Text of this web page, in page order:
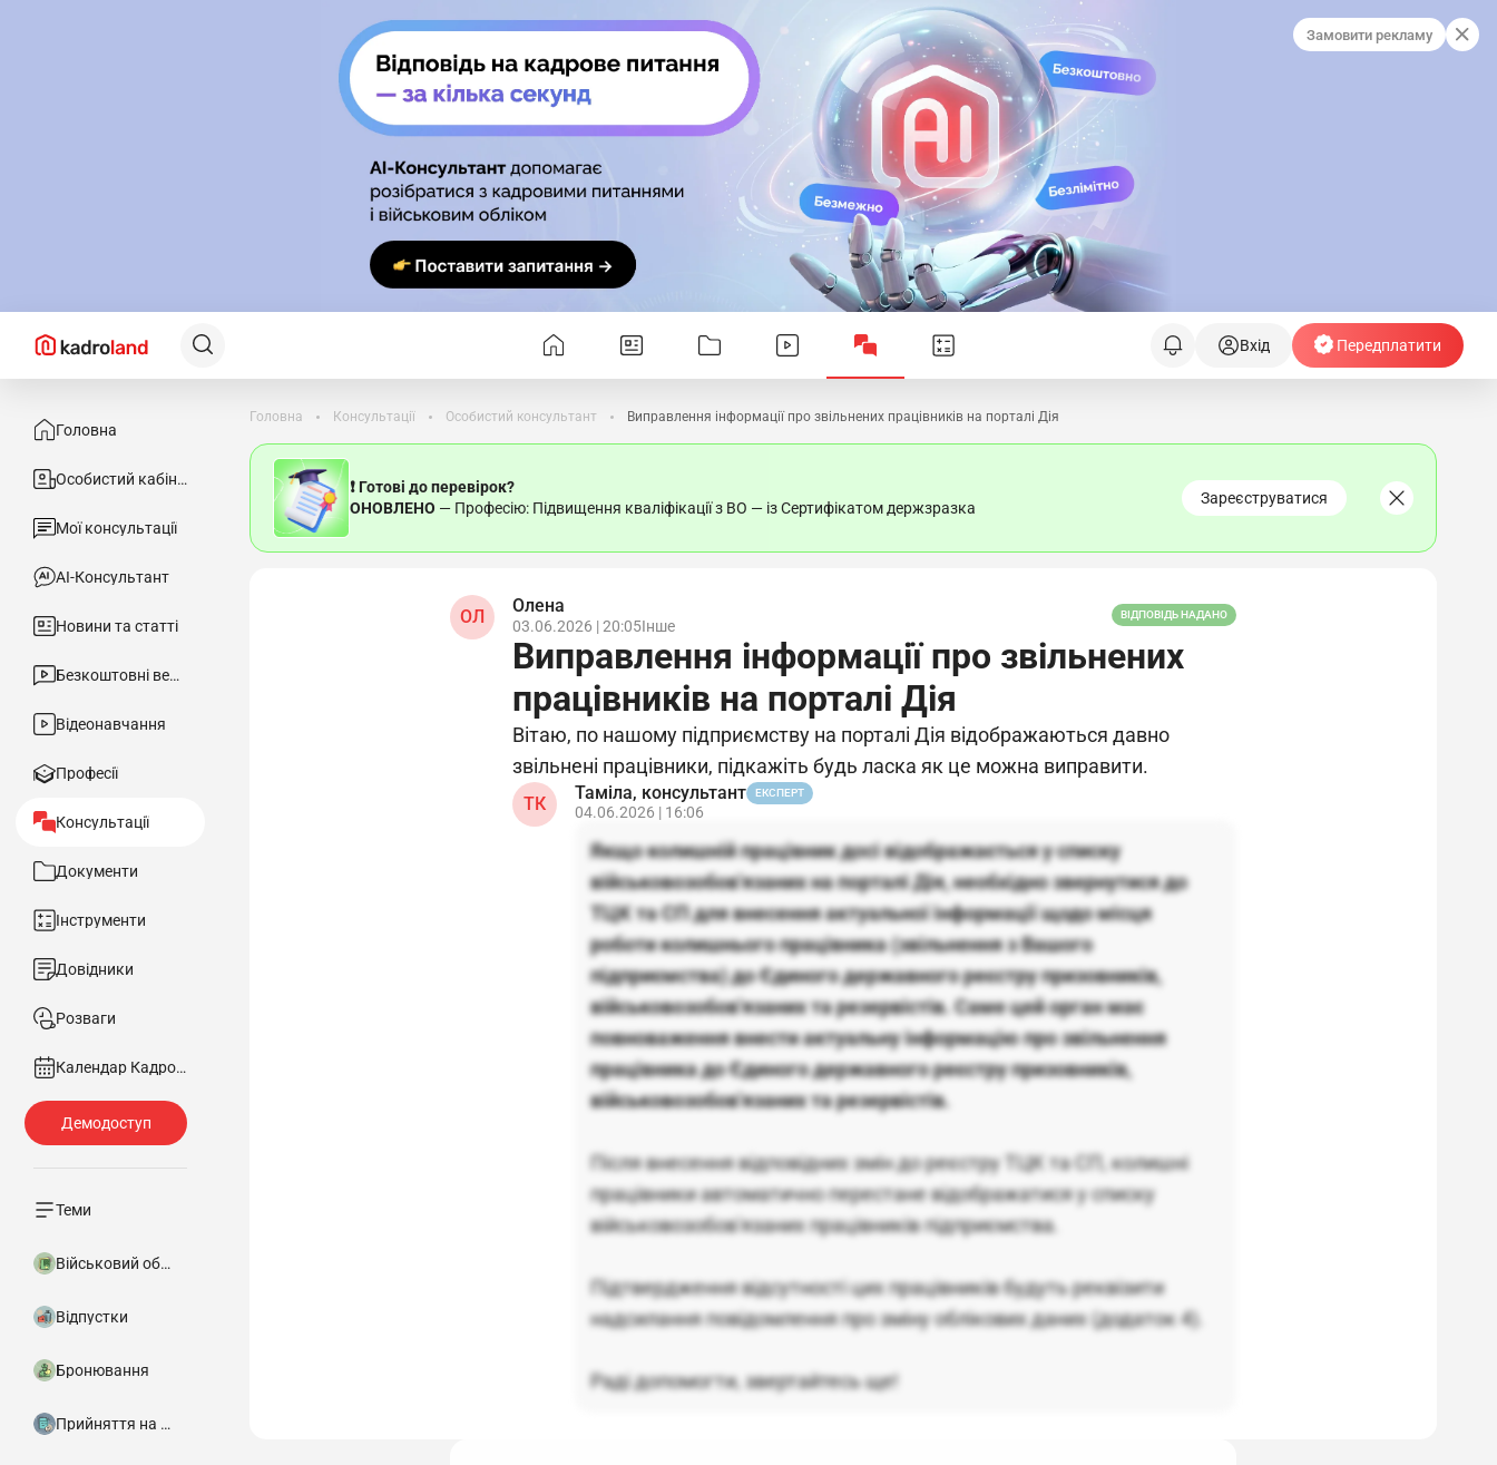
Замовити рекламу
Вхід Передплатити
Головна
Особистий кабінет
Мої консультації
АІ-Консультант
Новини та статті
Безкоштовні вебінари
Відеонавчання
Професії
Консультації
Документи
Інструменти
Довідники
Розваги
Календар Кадровика
Теми
Військовий облік
Відпустки
Бронювання
Прийняття на роботу
Головна Консультації Особистий консультант Виправлення інформації про звільнених працівників на порталі Дія
❗ Готові до перевірок?
ОНОВЛЕНО — Професію: Підвищення кваліфікації з ВО — із Сертифікатом держзразка
Зареєструватися
ОЛ
Олена
03.06.2026 | 20:05Інше
ВІДПОВІДЬ НАДАНО
Виправлення інформації про звільнених
працівників на порталі Дія
Вітаю, по нашому підприємству на порталі Дія відображаються давно
звільнені працівники, підкажіть будь ласка як це можна виправити.
ТК
Таміла, консультант ЕКСПЕРТ
04.06.2026 | 16:06
Якщо колишній працівник досі відображається у списку
військовозобов'язаних на порталі Дія, необхідно звернутися до
ТЦК та СП для внесення актуальної інформації щодо місця
роботи колишнього працівника (звільнення з Вашого
підприємства) до Єдиного державного реєстру призовників,
військовозобов'язаних та резервістів. Саме цей орган має
повноваження внести актуальну інформацію про звільнення
працівника до Єдиного державного реєстру призовників,
військовозобов'язаних та резервістів.
Після внесення відповідних змін до реєстру ТЦК та СП, колишні
працівники автоматично перестане відображатися у списку
військовозобов'язаних працівників підприємства.
Підтвердження відсутності цих працівників будуть реквізити
надсилання повідомлення про зміну облікових даних (додаток 4).
Раді допомогти, звертайтесь ще!